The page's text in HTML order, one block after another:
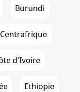
Burundi
Centrafrique
d'Ivoire
Ethiopie